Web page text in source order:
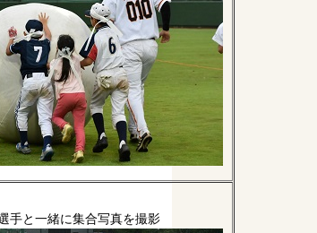
手と一緒に集合写真を撮影